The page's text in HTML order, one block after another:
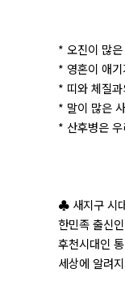
* 오진이 많
* 영혼이 애
* 띠와 체질
* 말이 많은
* 산후병은
♣ 새지구 시
한민족 출신
후천시대인
세상에 알려